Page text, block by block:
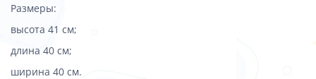
Размеры:
высота 41 см;
длина 40 см;
ширина 40 см.